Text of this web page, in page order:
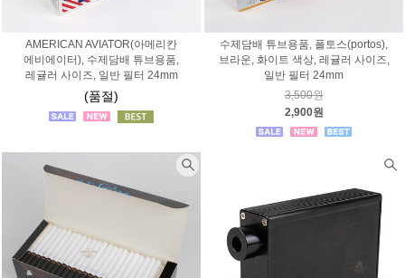
AMERICAN AVIATOR(아메리칸
에비에이터), 수제담배 튜브용품,
레귤러 사이즈, 일반 필터 24mm
(품절)
수제담배 튜브용품, 폴토스(portos),
브라운, 화이트 색상, 레귤러 사이즈,
일반 필터 24mm
3,500원
2,900원